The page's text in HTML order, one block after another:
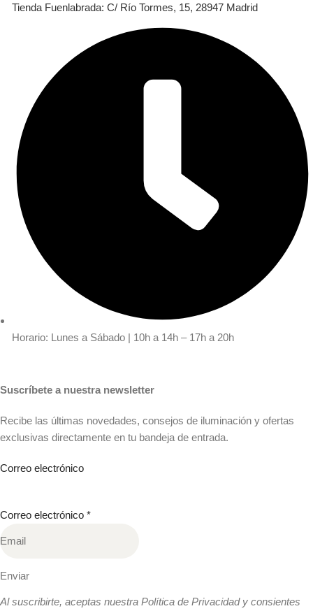
Tienda Fuenlabrada: C/ Río Tormes, 15, 28947 Madrid
Horario: Lunes a Sábado | 10h a 14h – 17h a 20h
Suscríbete a nuestra newsletter
Recibe las últimas novedades, consejos de iluminación y ofertas
exclusivas directamente en tu bandeja de entrada.
Correo electrónico
Correo electrónico *
Enviar
Al suscribirte, aceptas nuestra Política de Privacidad y consientes